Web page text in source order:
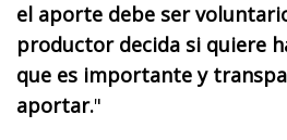
el aporte debe ser
productor decida si quiere
que es importante y
aportar."